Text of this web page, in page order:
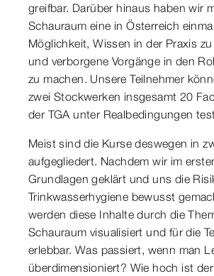
greifbar. Darüber hinaus haben wir
Schauraum eine in Österreich
Möglichkeit, Wissen in der Praxis
und verborgene Vorgänge in den
zu machen. Unsere Teilnehmer
zwei Stockwerken insgesamt 20
der TGA unter Realbedingungen
Meist sind die Kurse deswegen in
aufgegliedert. Nachdem wir im
Grundlagen geklärt und uns die
Trinkwasserhygiene bewusst
werden diese Inhalte durch die
Schauraum visualisiert und für die
erlebbar. Was passiert, wenn man
überdimensioniert? Wie hoch ist